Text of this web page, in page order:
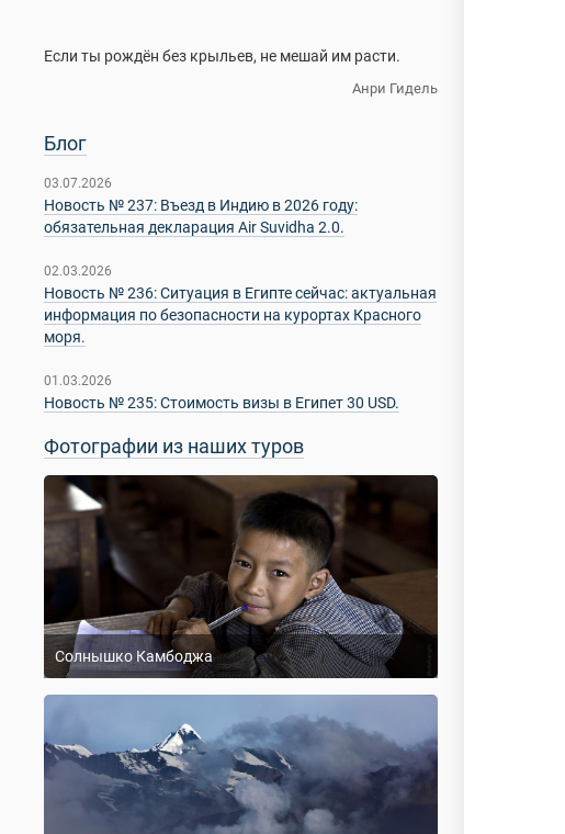
Если ты рождён без крыльев, не мешай им расти.
Анри Гидель
Блог
03.07.2026
Новость № 237: Въезд в Индию в 2026 году:
обязательная декларация Air Suvidha 2.0.
02.03.2026
Новость № 236: Ситуация в Египте сейчас: актуальная
информация по безопасности на курортах Красного
моря.
01.03.2026
Новость № 235: Стоимость визы в Египет 30 USD.
Фотографии из наших туров
Солнышко Камбоджа